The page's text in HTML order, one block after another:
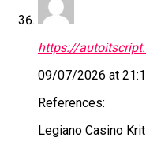
https://
09/07/2026 at
References:
Legiano Casino